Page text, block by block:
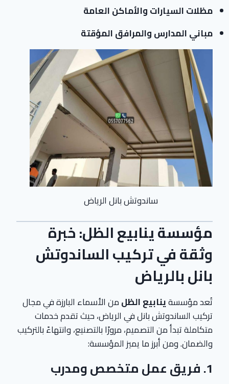
مظلات السيارات والأماكن العامة
مباني المدارس والمرافق المؤقتة
ساندوتش بانل الرياض
مؤسسة ينابيع الظل: خبرة
وثقة في تركيب الساندوتش
بانل بالرياض
تُعد مؤسسةينابيع الظلمن الأسماء البارزة في مجال
تركيب الساندوتش بانل في الرياض، حيث تقدم خدمات
متكاملة تبدأ من التصميم، مرورًا بالتصنيع، وانتهاءً بالتركيب
والضمان. ومن أبرز ما يميز المؤسسة:
1. فريق عمل متخصص ومدرب